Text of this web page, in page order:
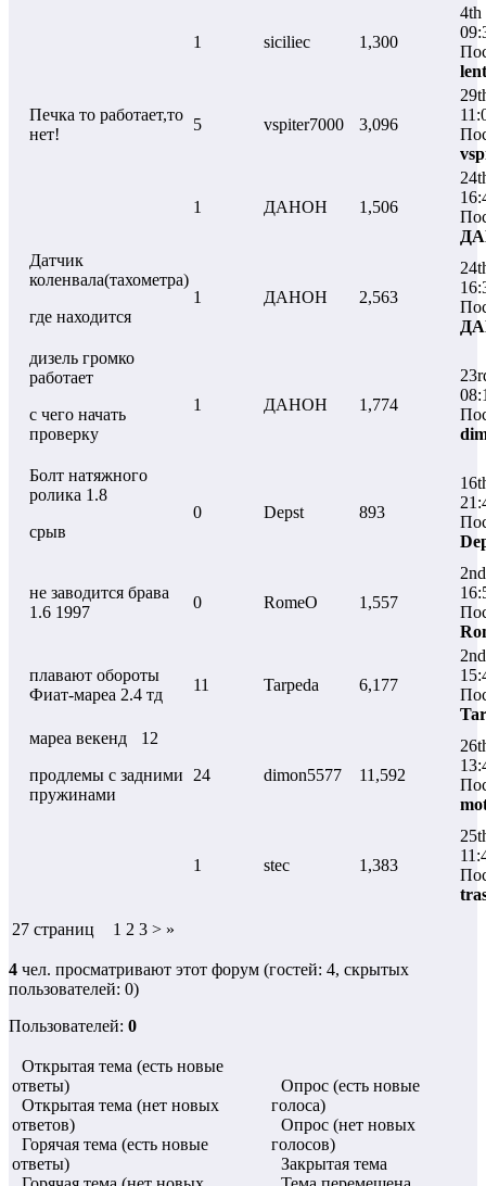
1 siciliec 1,300
Печка то работает,то
нет!
5 vspiter7000 3,096
1 ДАНОН 1,506
Датчик
коленвала(тахометра)
где находится
1 ДАНОН 2,563
дизель громко
работает
с чего начать
проверку
1 ДАНОН 1,774
Болт натяжного
ролика 1.8
срыв
0 Depst 893
не заводится брава
1.6 1997
0 RomeO 1,557
плавают обороты
Фиат-мареа 2.4 тд
11 Tarpeda 6,177
мареа векенд
12
продлемы с задними
пружинами
24 dimon5577 11,592
1 stec 1,383
27 страниц
1 2 3 > »
4 чел. просматривают этот форум (гостей: 4, скрытых
пользователей: 0)
Пользователей: 0
Открытая тема (есть новые
ответы)
Открытая тема (нет новых
ответов)
Горячая тема (есть новые
ответы)
Опрос (есть новые
голоса)
Опрос (нет новых
голосов)
Закрытая тема